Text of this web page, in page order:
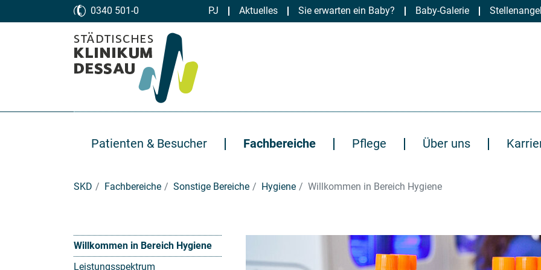
Zum Hauptinhalt springen0340 501-0 PJ Aktuelles Sie erwarten ein Baby? Baby-Galerie
Patienten & Besucher Fachbereiche Pflege Über uns
Sie sind hier:
SKD Fachbereiche Sonstige Bereiche Hygiene Willkommen in Bereich Hygiene
Willkommen in Bereich Hygiene
Leistungsspektrum